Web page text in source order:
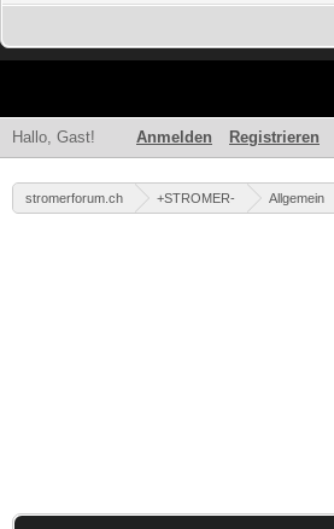
Hallo, Gast! Anmelden Registrieren
stromerforum.ch +STROMER- Allgemein